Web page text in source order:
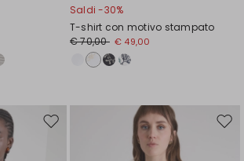
Saldi -30%
T-shirt con motivo stampato
€ 70,00 € 49,00
Sposta